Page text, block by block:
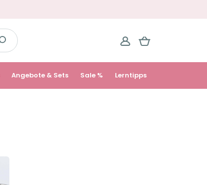
Angebote & Sets Sale % Lerntipps